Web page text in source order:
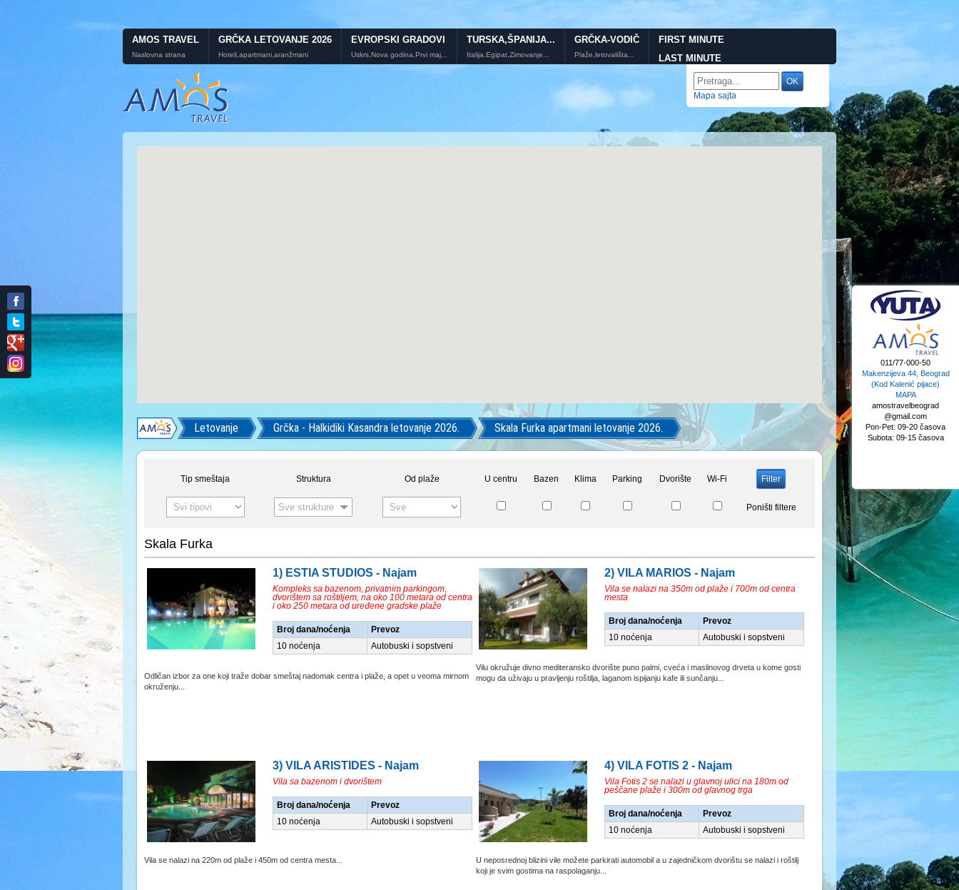
AMOS TRAVEL
Naslovna strana
GRČKA LETOVANJE 2026
Hoteli,apartmani,aranžmani
EVROPSKI GRADOVI
Uskrs,Nova godina,Prvi maj...
TURSKA,ŠPANIJA...
Italija,Egipat,Zimovanje...
GRČKA-VODIČ
Plaže,letovališta...
FIRST MINUTE
LAST MINUTE
Mapa sajta
Letovanje Grčka - Halkidiki Kasandra letovanje 2026. Skala Furka apartmani letovanje 2026.
Tip smeštaja Struktura Od plaže U centru Bazen Klima Parking Dvorište Wi-Fi
Sve strukture Poništi filtere
Skala Furka
1) ESTIA STUDIOS - Najam
Kompleks sa bazenom, privatnim parkingom,
dvorištem sa roštiljem, na oko 100 metara od centra
i oko 250 metara od uređene gradske plaže
Broj dana/noćenja
Prevoz
10 noćenja
Autobuski i sopstveni
Odličan izbor za one koji traže dobar smeštaj nadomak centra i plaže, a opet u veoma mirnom
okruženju...
2) VILA MARIOS - Najam
Vila se nalazi na 350m od plaže i 700m od centra
mesta
Broj dana/noćenja
Prevoz
10 noćenja
Autobuski i sopstveni
Vilu okružuje divno mediteransko dvorište puno palmi, cveća i maslinovog drveta u kome gosti
mogu da uživaju u pravljenju roštilja, laganom ispijanju kafe ili sunčanju...
3) VILA ARISTIDES - Najam
Vila sa bazenom i dvorištem
Broj dana/noćenja
Prevoz
10 noćenja
Autobuski i sopstveni
Vila se nalazi na 220m od plaže i 450m od centra mesta...
4) VILA FOTIS 2 - Najam
Vila Fotis 2 se nalazi u glavnoj ulici na 180m od
peščane plaže i 300m od glavnog trga
Broj dana/noćenja
Prevoz
10 noćenja
Autobuski i sopstveni
U neposrednoj blizini vile možete parkirati automobil a u zajedničkom dvorištu se nalazi i roštilj
koji je svim gostima na raspolaganju...
011/77-000-50
Makenzijeva 44, Beograd
(Kod Kalenić pijace)
MAPA
amostravelbeograd
@gmail.com
Pon-Pet: 09-20 časova
Subota: 09-15 časova